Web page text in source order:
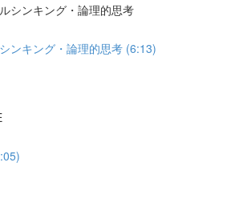
シンキング・論理的思考
ンキング・論理的思考 (6:13)